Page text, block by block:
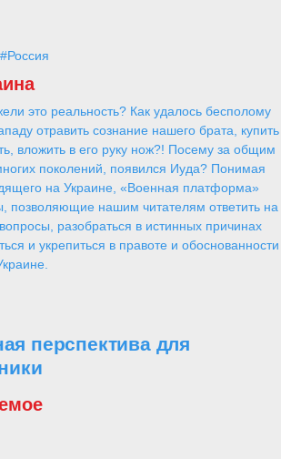
#Россия
это реальность? Как удалось бесполому
отравить сознание нашего брата, купить
вложить в его руку нож?! Посему за общим
поколений, появился Иуда? Понимая
на Украине, «Военная платформа»
позволяющие нашим читателям ответить на
разобраться в истинных причинах
и укрепиться в правоте и обоснованности
перспектива для